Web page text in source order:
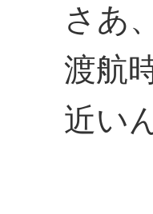
さあ
渡航
近い